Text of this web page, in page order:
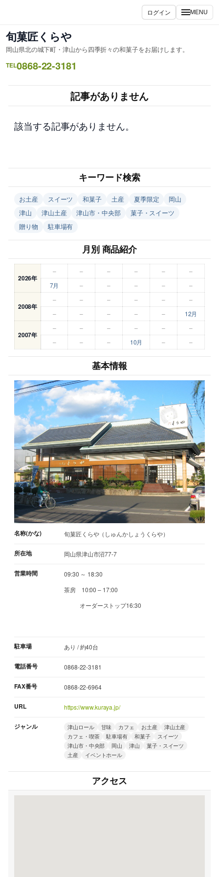
を
ス
キ
ッ
ログイン MENU
旬菓匠くらや
岡山県北の城下町・津山から四季折々の和菓子をお届けします。
TEL0868-22-3181
記事がありません
該当する記事がありません。
キーワード検索
お土産 スイーツ 和菓子 土産 夏季限定
岡山
津山
津山土産 津山市・中央部
菓子・スイーツ
贈り物
駐車場有
月別 商品紹介
2026年
– – – – –
–
7月
– – – – –
2008年
– – – – –
–
–
– – – – 12月
2007年
– – – – –
–
–
– – 10月 – –
基本情報
名称(かな) 旬菓匠くらや（しゅんかしょうくらや）
所在地 岡山県津山市沼77-7
営業時間
09:30 ～ 18:30
茶房 10:00 – 17:00
オーダーストップ16:30
駐車場 あり / 約40台
電話番号 0868-22-3181
FAX番号 0868-22-6964
URL https://www.kuraya.jp/
ジャンル 津山ロール 甘味 カフェ お土産
津山土産
カフェ・喫茶
駐車場有 和菓子
スイーツ
津山市・中央部
岡山 津山
菓子・スイーツ
土産
イベントホール
アクセス